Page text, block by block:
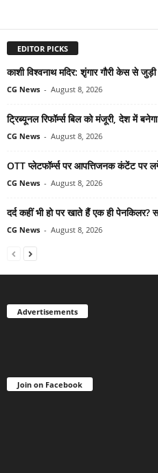
EDITOR PICKS
काशी विश्वनाथ मदिर: शृंगार गौरी केस से
CG News - August 8, 2026
ट्रिब्यूनल रिफॉर्म्स बिल को मंजूरी, देश में
CG News - August 8, 2026
OTT प्लेटफॉर्म्स पर आपत्तिजनक कंटेंट पर
CG News - August 8, 2026
दर्द कहीं भी हो पर खाते हैं एक ही
CG News - August 8, 2026
Advertisements
Join on Facebook